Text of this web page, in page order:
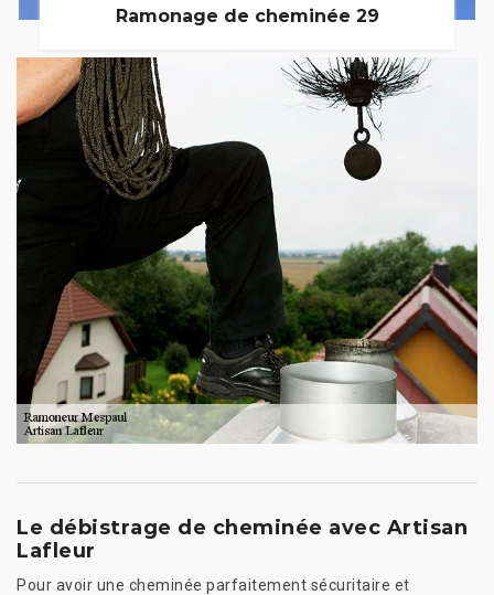
Ramonage de cheminée 29
Le débistrage de cheminée avec Artisan
Lafleur
Pour avoir une cheminée parfaitement sécuritaire et